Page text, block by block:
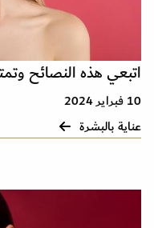
اتبعي هذه النصائح
10 فبراير 2024
عناية بالبشرة